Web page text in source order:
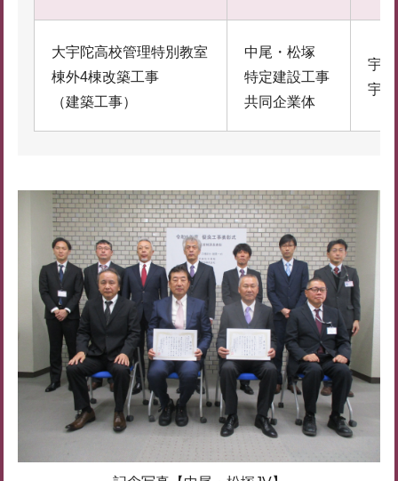
大宇陀高校管理特別教室
棟外4棟改築工事
（建築工事）
中尾・松塚
特定建設工事
共同企業体
宇
宇